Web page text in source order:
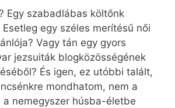
Egy szabadlábas költőnk
egy széles merítésű női
Vagy tán egy gyors
jezsuiták blogközösségének
És igen, ez utóbbi talált,
mondhatom, nem a
a nemegyszer húsba-életbe